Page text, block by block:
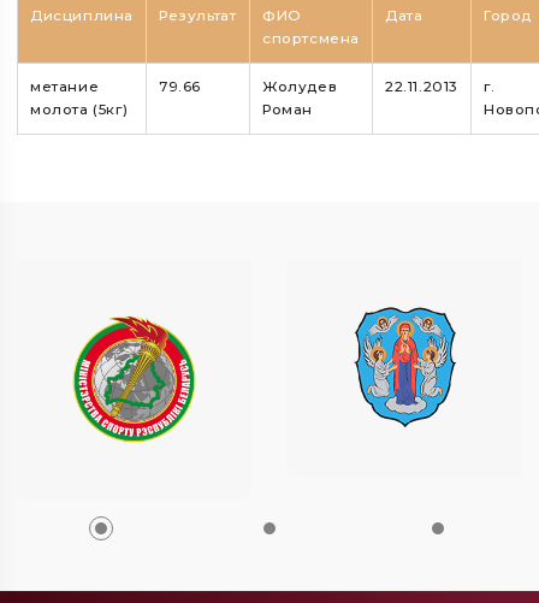
Дисциплина Результат
ФИО
спортсмена
Дата Город
метание
молота (5кг)
79.66
Жолудев
Роман
22.11.2013
г.